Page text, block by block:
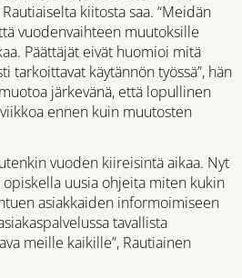
kiitosta saa. “Meidän
vuodenvaihteen muutoksille
Päättäjät eivät huomioi mitä
tarkoittavat käytännön työssä”, hän
järkevänä, että lopullinen
ennen kuin muutosten
vuoden kiireisintä aikaa. Nyt
uusia ohjeita miten kukin
asiakkaiden informoimiseen
tavallista
meille kaikille”, Rautiainen